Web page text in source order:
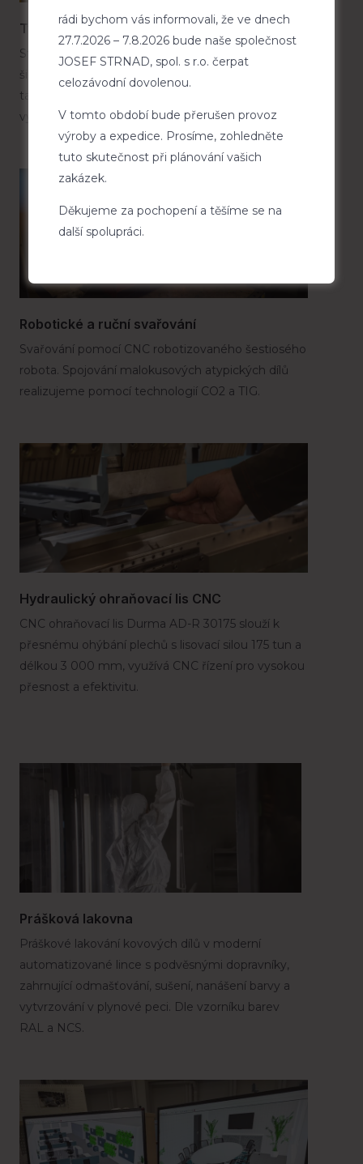
Tváření - CNC technika
Stroj TruPunch umožňuje flexibilní obrábění
širokého spektra dílů. Kromě děrování umožňuje
také částečné tváření plechových dílů nebo
vyřezávání závitů.
Robotické a ruční svařování
Svařování pomocí CNC robotizovaného šestiosého
robota. Spojování malokusových atypických dílů
realizujeme pomocí technologií CO2 a TIG.
Hydraulický ohraňovací lis CNC
CNC ohraňovací lis Durma AD-R 30175 slouží k
přesnému ohýbání plechů s lisovací silou 175 tun a
délkou 3 000 mm, využívá CNC řízení pro vysokou
přesnost a efektivitu.
Prášková lakovna
Práškové lakování kovových dílů v moderní
automatizované lince s podvěsnými dopravníky,
zahrnující odmašťování, sušení, nanášení barvy a
vytvrzování v plynové peci. Dle vzorníku barev
RAL a NCS.
rádi bychom vás informovali, že ve dnech
27.7.2026 – 7.8.2026 bude naše společnost
JOSEF STRNAD, spol. s r.o. čerpat
celozávodní dovolenou.
V tomto období bude přerušen provoz
výroby a expedice. Prosíme, zohledněte
tuto skutečnost při plánování vašich
zakázek.
Děkujeme za pochopení a těšíme se na
další spolupráci.